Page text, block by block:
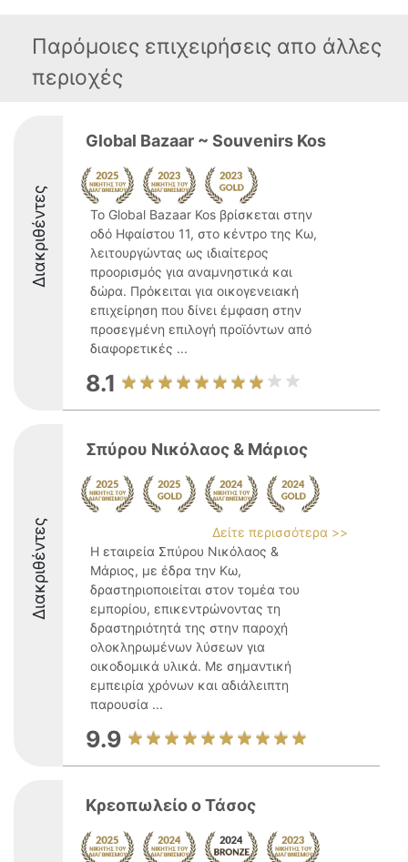
Παρόμοιες επιχειρήσεις απο άλλες
περιοχές
Διακριθέντες
Global Bazaar ~ Souvenirs Kos
Το Global Bazaar Kos βρίσκεται στην
οδό Ηφαίστου 11, στο κέντρο της Κω,
λειτουργώντας ως ιδιαίτερος
προορισμός για αναμνηστικά και
δώρα. Πρόκειται για οικογενειακή
επιχείρηση που δίνει έμφαση στην
προσεγμένη επιλογή προϊόντων από
διαφορετικές ...
8.1
Διακριθέντες
Σπύρου Νικόλαος & Μάριος
Δείτε περισσότερα >>
Η εταιρεία Σπύρου Νικόλαος &
Μάριος, με έδρα την Κω,
δραστηριοποιείται στον τομέα του
εμπορίου, επικεντρώνοντας τη
δραστηριότητά της στην παροχή
ολοκληρωμένων λύσεων για
οικοδομικά υλικά. Με σημαντική
εμπειρία χρόνων και αδιάλειπτη
παρουσία ...
9.9
Κρεοπωλείο ο Τάσος